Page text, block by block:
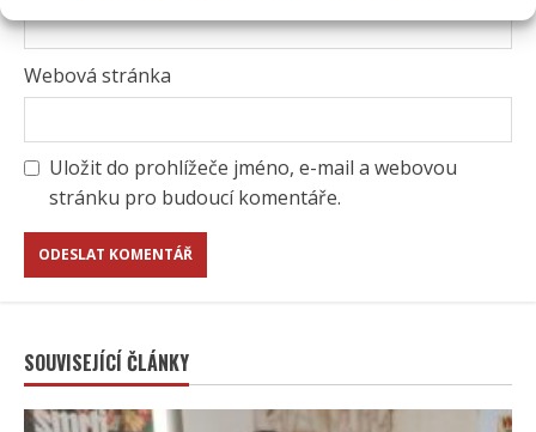
Webová stránka
Uložit do prohlížeče jméno, e-mail a webovou
stránku pro budoucí komentáře.
SOUVISEJÍCÍ ČLÁNKY